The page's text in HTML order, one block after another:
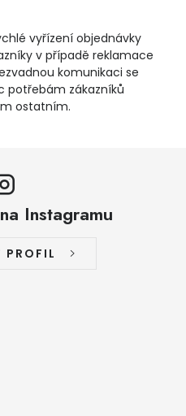
vyřízení objednávky
v případě reklamace
komunikaci se
potřebám zákazníků
ostatním.
Instagramu
PROFIL